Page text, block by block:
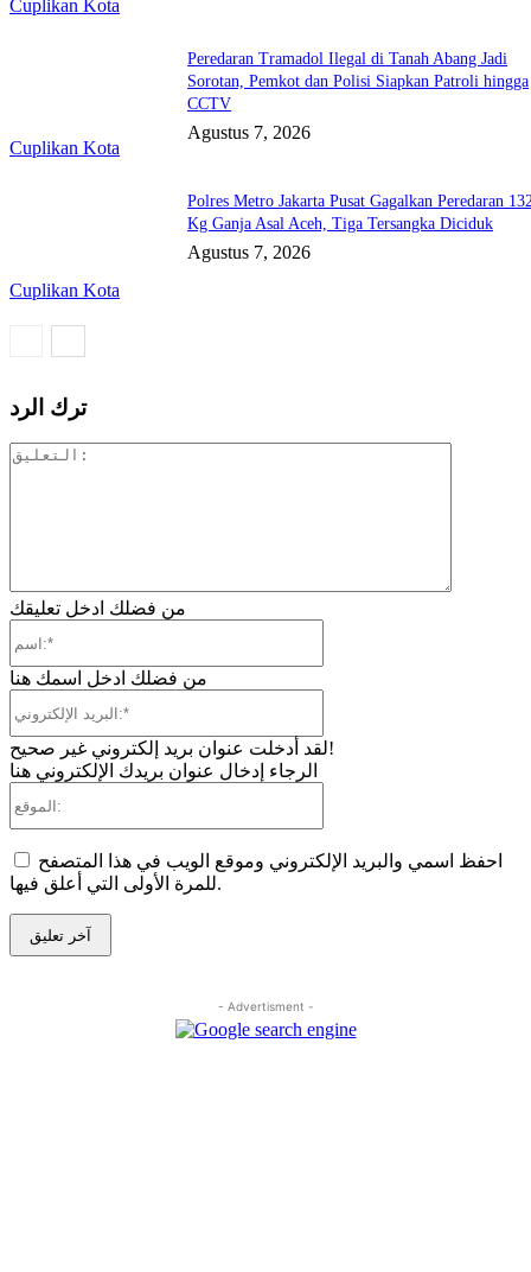
Cuplikan Kota
Cuplikan Kota
Peredaran Tramadol Ilegal di Tanah Abang Jadi
Sorotan, Pemkot dan Polisi Siapkan Patroli hingga
CCTV
Agustus 7, 2026
Cuplikan Kota
Polres Metro Jakarta Pusat Gagalkan Peredaran
Kg Ganja Asal Aceh, Tiga Tersangka Diciduk
Agustus 7, 2026
ترك الرد
من فضلك ادخل تعليقك
من فضلك ادخل اسمك هنا
لقد أدخلت عنوان بريد إلكتروني غير صحيح!
الرجاء إدخال عنوان بريدك الإلكتروني هنا
احفظ اسمي والبريد الإلكتروني وموقع الويب في هذا المتصفح
للمرة الأولى التي أعلق فيها.
- Advertisment -